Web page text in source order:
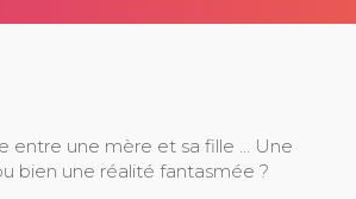
entre une mère et sa fille ... Une
bien une réalité fantasmée ?